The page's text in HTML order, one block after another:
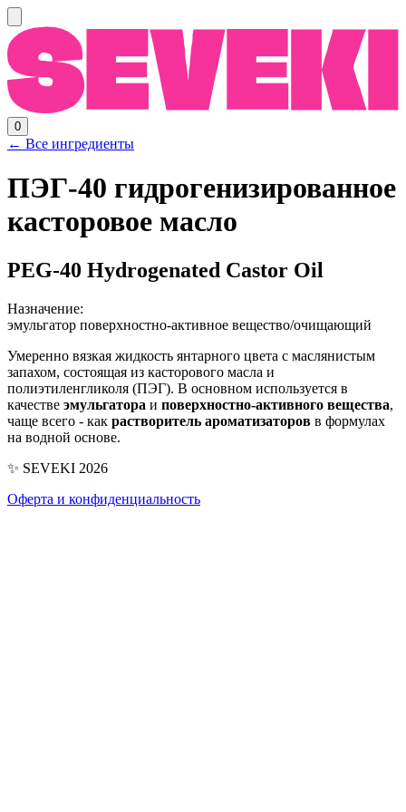
0
← Все ингредиенты
ПЭГ-40 гидрогенизированное
касторовое масло
PEG-40 Hydrogenated Castor Oil
Назначение:
эмульгатор поверхностно-активное вещество/очищающий
Умеренно вязкая жидкость янтарного цвета с маслянистым
запахом, состоящая из касторового масла и
полиэтиленгликоля (ПЭГ). В основном используется в
качестве эмульгатора и поверхностно-активного вещества,
чаще всего - как растворитель ароматизаторов в формулах
на водной основе.
✨ SEVEKI 2026
Оферта и конфиденциальность